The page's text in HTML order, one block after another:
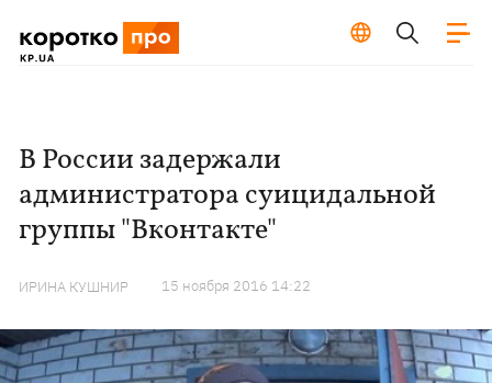
В России задержали
администратора суицидальной
группы "Вконтакте"
ИРИНА КУШНИР 15 ноября 2016 14:22